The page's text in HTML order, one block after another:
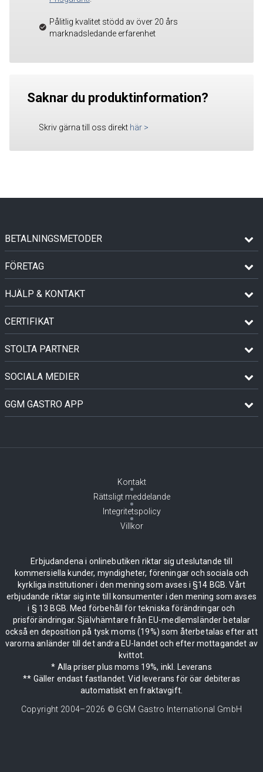
Pålitlig kvalitet stödd av över 20 års
marknadsledande erfarenhet
Saknar du produktinformation?
Skriv gärna till oss direkt här >
BETALNINGSMETODER
FÖRETAG
HJÄLP & KONTAKT
CERTIFIKAT
STOLTA PARTNER
SOCIALA MEDIER
GGM GASTRO APP
Kontakt
Rättsligt meddelande
Integritetspolicy
Villkor
Erbjudandena i onlinebutiken riktar sig uteslutande till
kommersiella kunder, myndigheter, föreningar och sociala och
kyrkliga institutioner i den mening som avses i §14 BGB. Vårt
erbjudande riktar sig inte till konsumenter i den mening som avses
i § 13 BGB. Med förbehåll för tekniska förändringar och
prisförändringar. Självhämtare från EU-medlemsländer betalar
också en deposition på tysk moms (19%) som återbetalas efter att
varorna anländer till det andra EU-landet och efter mottagandet av
kvittot.
* Alla priser plus moms 19%, inkl. Leverans
** Gäller endast fastlandet. Vid leverans för öar debiteras
automatiskt en fraktavgift.
Copyright 2004–2026 © GGM Gastro International GmbH